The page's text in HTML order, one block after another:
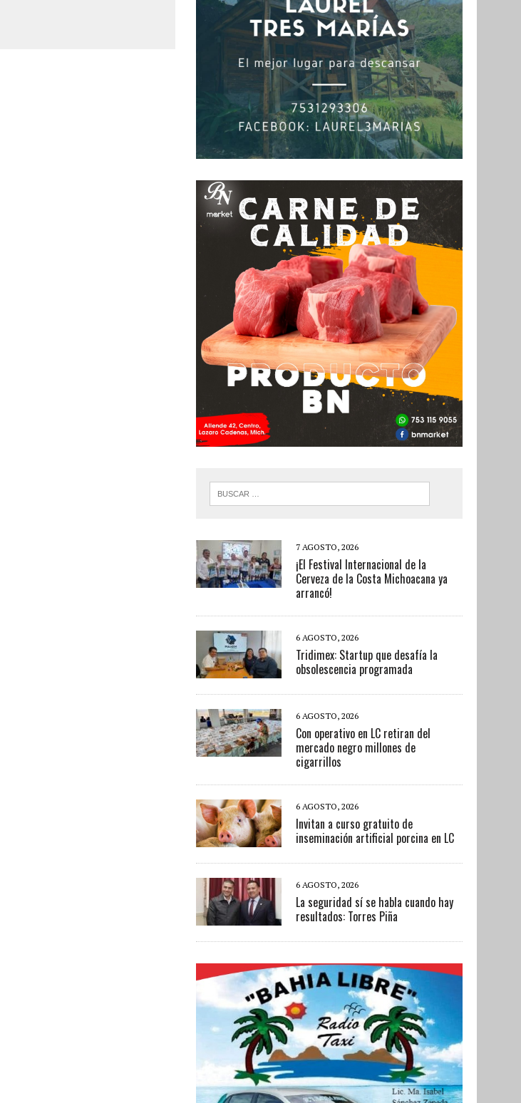
7 AGOSTO, 2026
¡El Festival Internacional de la
Cerveza de la Costa Michoacana ya
arrancó!
6 AGOSTO, 2026
Tridimex: Startup que desafía la
obsolescencia programada
6 AGOSTO, 2026
Con operativo en LC retiran del
mercado negro millones de
cigarrillos
6 AGOSTO, 2026
Invitan a curso gratuito de
inseminación artificial porcina en LC
6 AGOSTO, 2026
La seguridad sí se habla cuando hay
resultados: Torres Piña